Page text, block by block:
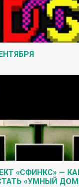
«СФИНКС» —
«УМНЫЙ